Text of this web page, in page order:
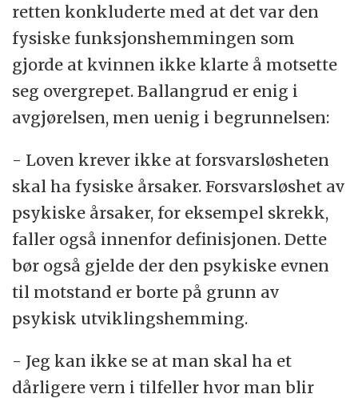
retten konkluderte med at det var den
fysiske funksjonshemmingen som
gjorde at kvinnen ikke klarte å motsette
seg overgrepet. Ballangrud er enig i
avgjørelsen, men uenig i begrunnelsen:
- Loven krever ikke at forsvarsløsheten
skal ha fysiske årsaker. Forsvarsløshet av
psykiske årsaker, for eksempel skrekk,
faller også innenfor definisjonen. Dette
bør også gjelde der den psykiske evnen
til motstand er borte på grunn av
psykisk utviklingshemming.
- Jeg kan ikke se at man skal ha et
dårligere vern i tilfeller hvor man blir